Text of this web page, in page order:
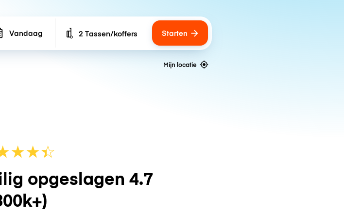
Vandaag Number of bags
2 Tassen/koffers Starten
Mijn locatie
★★☆
★
opgeslagen 4.7